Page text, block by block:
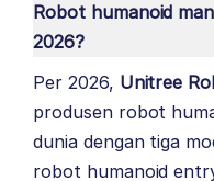
Robot humanoid
2026?
Per 2026, Unitree
produsen robot
dunia dengan tiga
robot humanoid